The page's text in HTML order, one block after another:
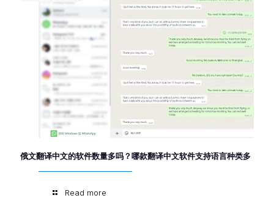
俄文翻译中文的软件数量多吗？哪款翻译中文软件支持语言种类多
Read more